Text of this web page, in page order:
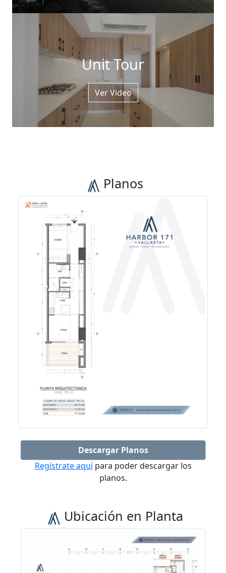
Unit Tour
Ver Video
Planos
Descargar Planos
Regístrate aquípara poder descargar los
planos.
Ubicación en Planta